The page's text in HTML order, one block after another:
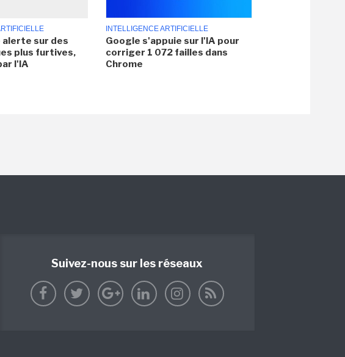
sur des
plus furtives,
l'IA
INTELLIGENCE ARTIFICIELLE
Google s'appuie sur l'IA pour
corriger 1 072 failles dans
Chrome
Suivez-nous sur les réseaux